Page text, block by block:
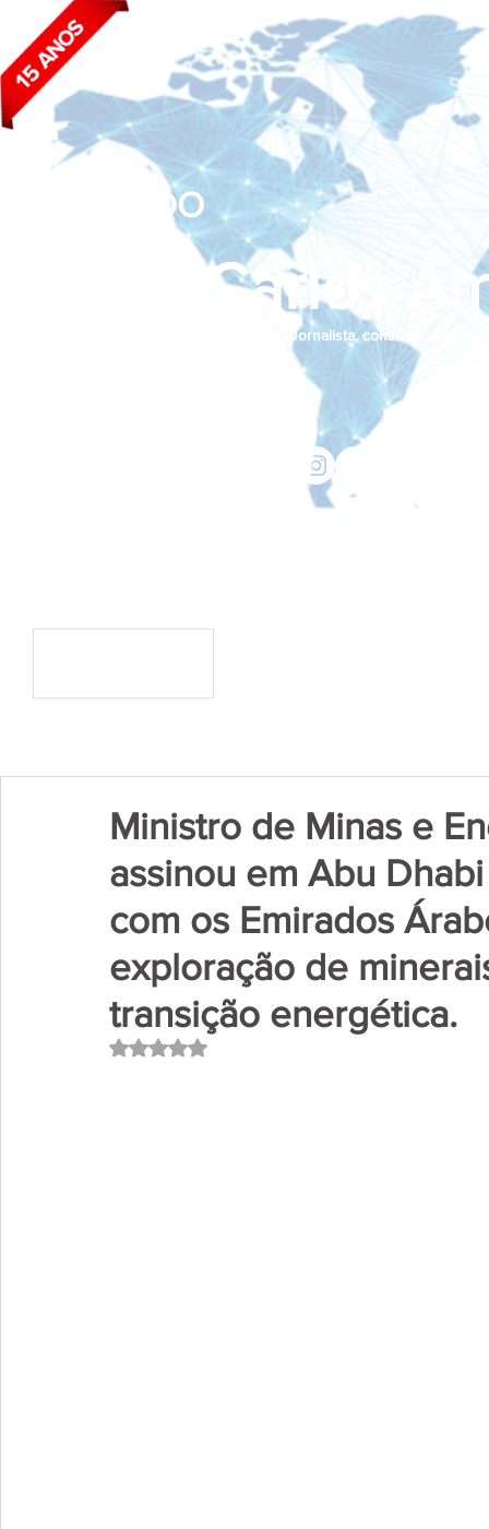
João Carlos
BLOG DO
Jornalista, consultor de
Ministro de Minas e
assinou em Abu
com os Emirados
exploração de
transição energética.
Avaliado com NaN de 5 estrelas.